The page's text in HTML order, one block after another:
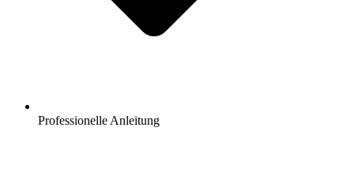
Professionelle Anleitung